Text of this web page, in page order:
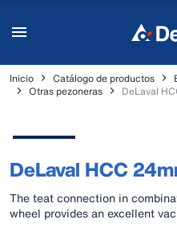
Inicio Catálogo de productos
Otras pezoneras
DeLaval
DeLaval HCC
The teat connection in
wheel provides an excellent